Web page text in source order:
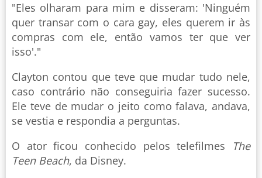
"Eles olharam para mim e disseram: 'Ninguém
quer transar com o cara gay, eles querem ir às
compras com ele, então vamos ter que ver
isso'."
Clayton contou que teve que mudar tudo nele,
caso contrário não conseguiria fazer sucesso.
Ele teve de mudar o jeito como falava, andava,
se vestia e respondia a perguntas.
O ator ficou conhecido pelos telefilmes
The
Teen Beach, da Disney.